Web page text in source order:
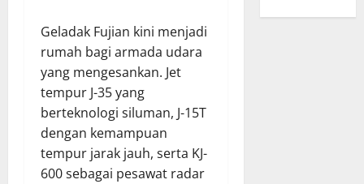
Geladak Fujian kini menjadi
rumah bagi armada udara
yang mengesankan. Jet
tempur J-35 yang
berteknologi siluman, J-15T
dengan kemampuan
tempur jarak jauh, serta KJ-
600 sebagai pesawat radar